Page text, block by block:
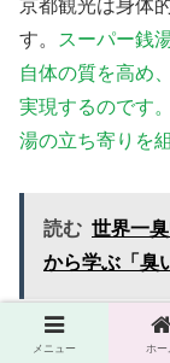
京都観光は身体
す。 スーパー銭
自体の質を高め
実現するのです
湯の立ち寄りを
読む 世界一
から学ぶ「臭
メニュー ホー